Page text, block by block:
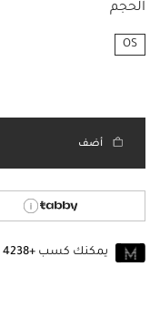
الحجم
OS
أضف
يمكنك كسب +4238